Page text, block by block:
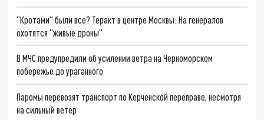
"Кротами" были все? Теракт в центре Москвы: На генералов
охотятся "живые дроны"
В МЧС предупредили об усилении ветра на Черноморском
побережье до ураганного
Паромы перевозят транспорт по Керченской переправе, несмотря
на сильный ветер